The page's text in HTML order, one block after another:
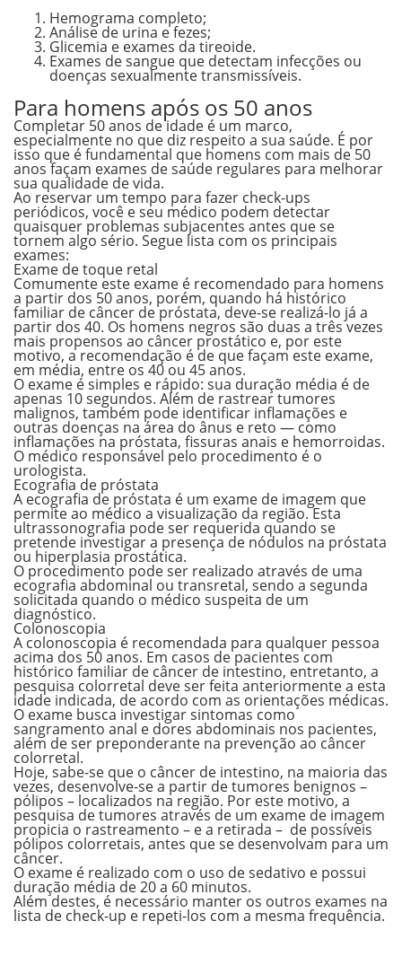
Hemograma completo;
Análise de urina e fezes;
Glicemia e exames da tireoide.
Exames de sangue que detectam infecções ou
doenças sexualmente transmissíveis.
Para homens após os 50 anos
Completar 50 anos de idade é um marco,
especialmente no que diz respeito a sua saúde. É por
isso que é fundamental que homens com mais de 50
anos façam exames de saúde regulares para melhorar
sua qualidade de vida.
Ao reservar um tempo para fazer check-ups
periódicos, você e seu médico podem detectar
quaisquer problemas subjacentes antes que se
tornem algo sério. Segue lista com os principais
exames:
Exame de toque retal
Comumente este exame é recomendado para homens
a partir dos 50 anos, porém, quando há histórico
familiar de câncer de próstata, deve-se realizá-lo já a
partir dos 40. Os homens negros são duas a três vezes
mais propensos ao câncer prostático e, por este
motivo, a recomendação é de que façam este exame,
em média, entre os 40 ou 45 anos.
O exame é simples e rápido: sua duração média é de
apenas 10 segundos. Além de rastrear tumores
malignos, também pode identificar inflamações e
outras doenças na área do ânus e reto — como
inflamações na próstata, fissuras anais e hemorroidas.
O médico responsável pelo procedimento é o
urologista.
Ecografia de próstata
A ecografia de próstata é um exame de imagem que
permite ao médico a visualização da região. Esta
ultrassonografia pode ser requerida quando se
pretende investigar a presença de nódulos na próstata
ou hiperplasia prostática.
O procedimento pode ser realizado através de uma
ecografia abdominal ou transretal, sendo a segunda
solicitada quando o médico suspeita de um
diagnóstico.
Colonoscopia
A colonoscopia é recomendada para qualquer pessoa
acima dos 50 anos. Em casos de pacientes com
histórico familiar de câncer de intestino, entretanto, a
pesquisa colorretal deve ser feita anteriormente a esta
idade indicada, de acordo com as orientações médicas.
O exame busca investigar sintomas como
sangramento anal e dores abdominais nos pacientes,
além de ser preponderante na prevenção ao câncer
colorretal.
Hoje, sabe-se que o câncer de intestino, na maioria das
vezes, desenvolve-se a partir de tumores benignos –
pólipos – localizados na região. Por este motivo, a
pesquisa de tumores através de um exame de imagem
propicia o rastreamento – e a retirada – de possíveis
pólipos colorretais, antes que se desenvolvam para um
câncer.
O exame é realizado com o uso de sedativo e possui
duração média de 20 a 60 minutos.
Além destes, é necessário manter os outros exames na
lista de check-up e repeti-los com a mesma frequência.